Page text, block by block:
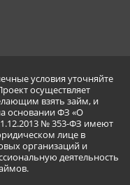
условия уточняйте
осуществляет
взять займ, и
основании ФЗ «О
№ 353-ФЗ имеют
лице в
организаций и
деятельность